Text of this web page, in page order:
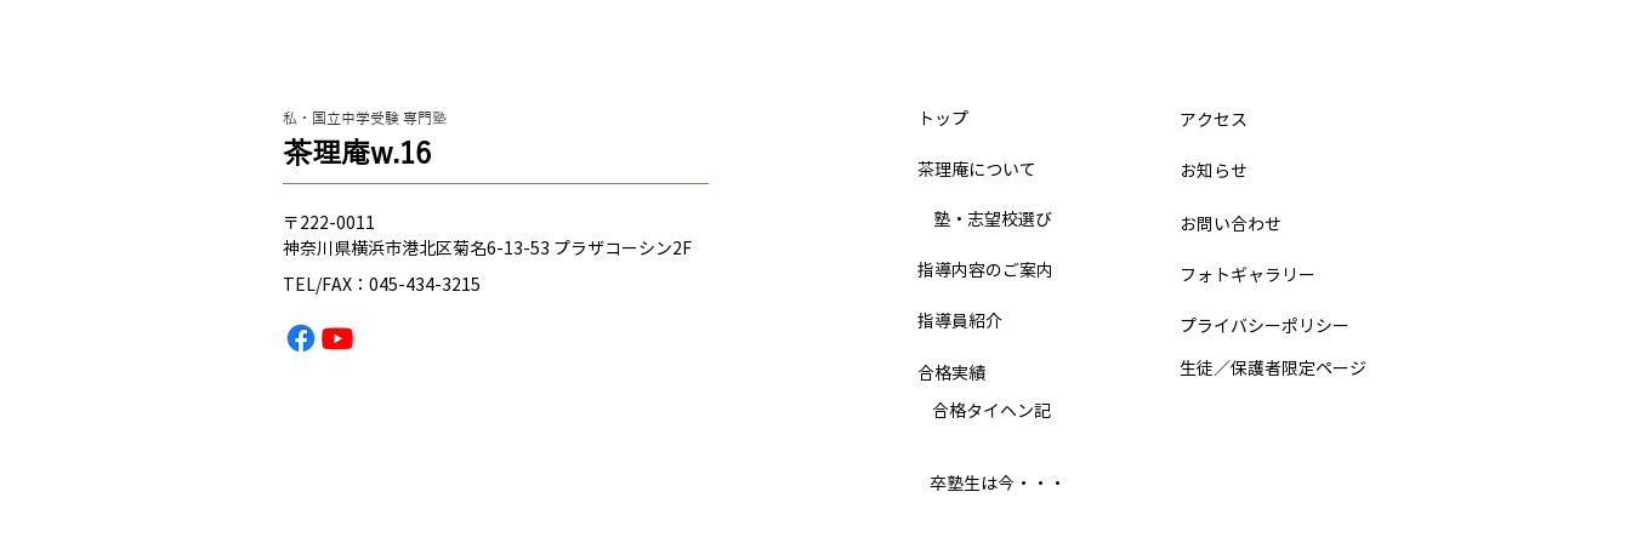
これからのみんな へ ハマのニキ
から、 経験 に基づく アドバイス
を送るぜ！ 自分が経験して思っ
要！ ってこと。 ・算数、理科、
や ドジノート を何回もやるこ
と！ ・たとえ、基本的なことで
もわからない場合は、 質問 した
ぼくは、宿題をこなすのがとても
の 暗記が壊滅的 でしたが、いつ
だったかの季節講習の社会の課題
と普段の宿題を 集中して やった
ら、社会の成績が上がってきまし
のおかげ で結構 得意 でした。 国
ましたが、 コツを覚えて 、小テ
ストを何回か一発でクリアーでき
ぼくは、なかなか受かりませんで
一校から 合格 をもらいました。
3日目の夜に「不合格」を見て、
「もうやめたい」と思いました
が、テツジンから電話でアドバイ
を受けました。 4日目の朝にテツ
た。 そして、自分にとって中学
私・国立中学受験 専門塾
​茶理庵w.16
〒222-0011
神奈川県横浜市港北区菊名6-13-53 プラザコーシン2F
TEL/FAX：045-434-3215
​トップ
​茶理庵について
​ 塾・志望校選び
指導内容のご案内
指導員紹介
合格実績
​ 合格タイヘン記
アクセス
​お知らせ
お問い合わせ
フォトギャラリー
プライバシーポリシー
​生徒／保護者限定ページ
​卒塾生は今・・・